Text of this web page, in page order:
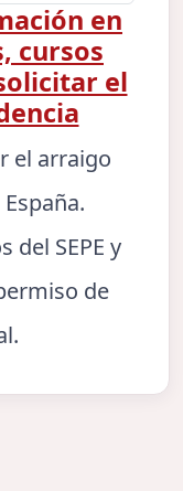
en
cursos
el
el arraigo
del SEPE y
de